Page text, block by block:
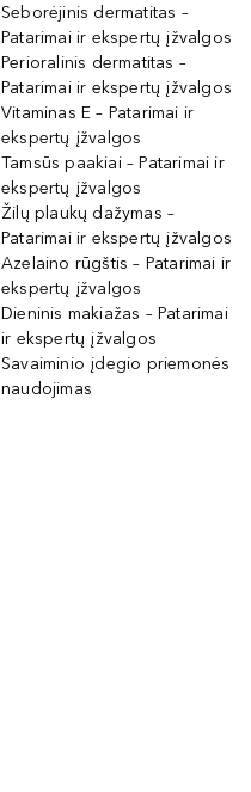
Seborėjinis dermatitas –
Patarimai ir ekspertų įžvalgos
Perioralinis dermatitas –
Patarimai ir ekspertų įžvalgos
Vitaminas E – Patarimai ir
ekspertų įžvalgos
Tamsūs paakiai – Patarimai ir
ekspertų įžvalgos
Žilų plaukų dažymas –
Patarimai ir ekspertų įžvalgos
Azelaino rūgštis – Patarimai ir
ekspertų įžvalgos
Dieninis makiažas – Patarimai
ir ekspertų įžvalgos
Savaiminio įdegio priemonės
naudojimas